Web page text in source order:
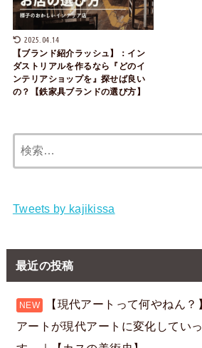
2025.04.14
【ブランド紹介ラッシュ】：イン
ダストリアルを作るなら『どのイ
ンテリアショップを』探せば良い
の？【鉄家具ブランドの選び方】
索:
Tweets by kajikissa
最近の投稿
【現代アートって何やねん
アートが現代アートに変化してい